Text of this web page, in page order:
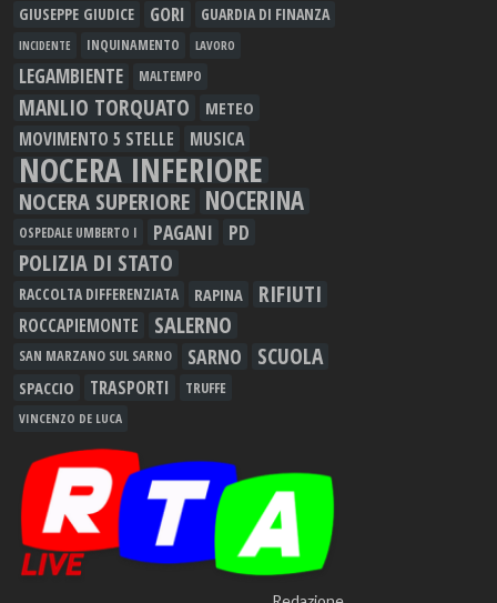
GIUSEPPE GIUDICE GORI GUARDIA DI FINANZA
INCIDENTE INQUINAMENTO LAVORO
LEGAMBIENTE MALTEMPO
MANLIO TORQUATO METEO
MOVIMENTO 5 STELLE MUSICA
NOCERA INFERIORE
NOCERA SUPERIORE NOCERINA
OSPEDALE UMBERTO I PAGANI PD
POLIZIA DI STATO
RACCOLTA DIFFERENZIATA RAPINA RIFIUTI
ROCCAPIEMONTE SALERNO
SAN MARZANO SUL SARNO SARNO SCUOLA
SPACCIO TRASPORTI TRUFFE
VINCENZO DE LUCA